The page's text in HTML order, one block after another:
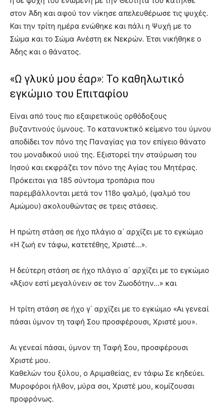
στον Άδη και αφού τον νίκησε απελευθέρωσε τις ψυχές.
Και την τρίτη ημέρα ενώθηκε και πάλι η Ψυχή με το
Σώμα και το Σώμα Ανέστη εκ Νεκρών. Έτσι νικήθηκε ο
Άδης και ο θάνατος.
«Ω γλυκύ μου έαρ»: Το καθηλωτικό
εγκώμιο του Επιταφίου
Είναι από τους πιο εξαιρετικούς ορθόδοξους
βυζαντινούς ύμνους. Το κατανυκτικό κείμενο του ύμνου
αποδίδει τον πόνο της Παναγίας για τον επίγειο θάνατο
του μοναδικού υιού της. Εξιστορεί την σταύρωση του
Ιησού και εκφράζει τον πόνο της Αγίας του Μητέρας.
Πρόκειται για 185 σύντομα τροπάρια που
παρεμβάλλονται μετά τον 118ο ψαλμό, (ψαλμό του
Αμώμου) ακολουθώντας σε τρεις στάσεις.
Η πρώτη στάση σε ήχο πλάγιο α΄ αρχίζει με το εγκώμιο
«Η ζωή εν τάφω, κατετέθης, Χριστέ…».
Η δεύτερη στάση σε ήχο πλάγιο α΄ αρχίζει με το εγκώμιο
«Άξιον εστί μεγαλύνειν σε τον Ζωοδότην…» και
Η τρίτη στάση σε ήχο γ΄ αρχίζει με το εγκώμιο «Αι γενεαί
πάσαι ύμνον τη ταφή Σου προσφέρουσι, Χριστέ μου».
Αι γενεαί πάσαι, ύμνον τη Ταφή Σου, προσφέρουσι
Χριστέ μου.
Καθελών του ξύλου, ο Αριμαθείας, εν τάφω Σε κηδεύει.
Μυροφόροι ήλθον, μύρα σοι, Χριστέ μου, κομίζουσαι
προφρόνως.